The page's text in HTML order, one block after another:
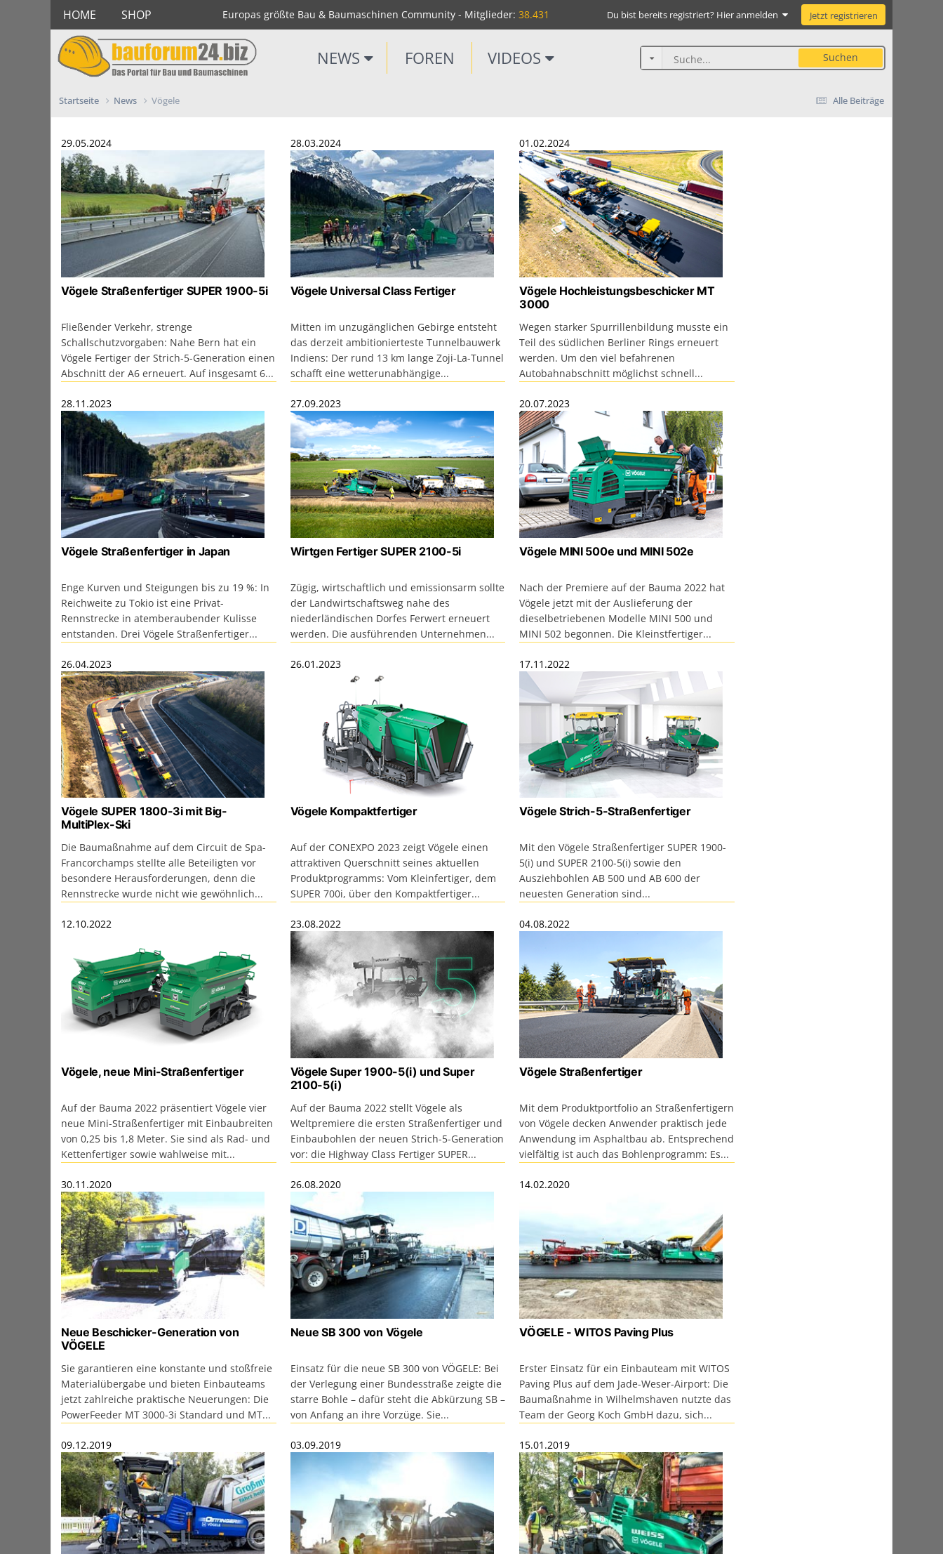
HOME SHOP Europas größte Bau & Baumaschinen Community - Mitglieder: 38.431 Du bist bereits registriert? Hier anmelden Jetzt registrieren
NEWS FOREN VIDEOS Suchen
Alle Beiträge
Startseite News Vögele
29.05.2024
Vögele Straßenfertiger SUPER 1900-5i
Fließender Verkehr, strenge
Schallschutzvorgaben: Nahe Bern hat ein
Vögele Fertiger der Strich-5-Generation einen
Abschnitt der A6 erneuert. Auf insgesamt 6...
28.03.2024
Vögele Universal Class Fertiger
Mitten im unzugänglichen Gebirge entsteht
das derzeit ambitionierteste Tunnelbauwerk
Indiens: Der rund 13 km lange Zoji-La-Tunnel
schafft eine wetterunabhängige...
01.02.2024
Vögele Hochleistungsbeschicker MT
3000
Wegen starker Spurrillenbildung musste ein
Teil des südlichen Berliner Rings erneuert
werden. Um den viel befahrenen
Autobahnabschnitt möglichst schnell...
28.11.2023
Vögele Straßenfertiger in Japan
Enge Kurven und Steigungen bis zu 19 %: In
Reichweite zu Tokio ist eine Privat-
Rennstrecke in atemberaubender Kulisse
entstanden. Drei Vögele Straßenfertiger...
27.09.2023
Wirtgen Fertiger SUPER 2100-5i
Zügig, wirtschaftlich und emissionsarm sollte
der Landwirtschaftsweg nahe des
niederländischen Dorfes Ferwert erneuert
werden. Die ausführenden Unternehmen...
20.07.2023
Vögele MINI 500e und MINI 502e
Nach der Premiere auf der Bauma 2022 hat
Vögele jetzt mit der Auslieferung der
dieselbetriebenen Modelle MINI 500 und
MINI 502 begonnen. Die Kleinstfertiger...
26.04.2023
Vögele SUPER 1800-3i mit Big-
MultiPlex-Ski
Die Baumaßnahme auf dem Circuit de Spa-
Francorchamps stellte alle Beteiligten vor
besondere Herausforderungen, denn die
Rennstrecke wurde nicht wie gewöhnlich...
26.01.2023
Vögele Kompaktfertiger
Auf der CONEXPO 2023 zeigt Vögele einen
attraktiven Querschnitt seines aktuellen
Produktprogramms: Vom Kleinfertiger, dem
SUPER 700i, über den Kompaktfertiger...
17.11.2022
Vögele Strich-5-Straßenfertiger
Mit den Vögele Straßenfertiger SUPER 1900-
5(i) und SUPER 2100-5(i) sowie den
Ausziehbohlen AB 500 und AB 600 der
neuesten Generation sind...
12.10.2022
Vögele, neue Mini-Straßenfertiger
Auf der Bauma 2022 präsentiert Vögele vier
neue Mini-Straßenfertiger mit Einbaubreiten
von 0,25 bis 1,8 Meter. Sie sind als Rad- und
Kettenfertiger sowie wahlweise mit...
23.08.2022
Vögele Super 1900-5(i) und Super
2100-5(i)
Auf der Bauma 2022 stellt Vögele als
Weltpremiere die ersten Straßenfertiger und
Einbaubohlen der neuen Strich-5-Generation
vor: die Highway Class Fertiger SUPER...
04.08.2022
Vögele Straßenfertiger
Mit dem Produktportfolio an Straßenfertigern
von Vögele decken Anwender praktisch jede
Anwendung im Asphaltbau ab. Entsprechend
vielfältig ist auch das Bohlenprogramm: Es...
30.11.2020
Neue Beschicker-Generation von
VÖGELE
Sie garantieren eine konstante und stoßfreie
Materialübergabe und bieten Einbauteams
jetzt zahlreiche praktische Neuerungen: Die
PowerFeeder MT 3000-3i Standard und MT...
26.08.2020
Neue SB 300 von Vögele
Einsatz für die neue SB 300 von VÖGELE: Bei
der Verlegung einer Bundesstraße zeigte die
starre Bohle – dafür steht die Abkürzung SB –
von Anfang an ihre Vorzüge. Sie...
14.02.2020
VÖGELE - WITOS Paving Plus
Erster Einsatz für ein Einbauteam mit WITOS
Paving Plus auf dem Jade-Weser-Airport: Die
Baumaßnahme in Wilhelmshaven nutzte das
Team der Georg Koch GmbH dazu, sich...
09.12.2019 03.09.2019 15.01.2019